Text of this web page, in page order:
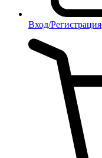
Вход/Регистрация